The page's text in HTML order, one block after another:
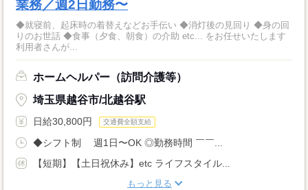
業務／週2日勤務〜
◆就寝前、起床時の着替えなどお手伝い ◆消灯後の見回り ◆身の回
りのお世話 ◆食事（夕食、朝食）の介助 etc... をお任せいたします
利用者さんが...
ホームヘルパー（訪問介護等）
埼玉県越谷市/北越谷駅
日給30,800円 交通費全額支給
◆シフト制 週1日〜OK ◎勤務時間 ￣￣...
【短期】【土日祝休み】etc ライフスタイル...
もっと見る